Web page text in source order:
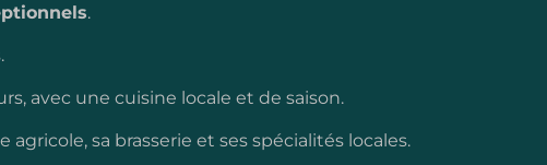
.
avec une cuisine locale et de saison.
sa brasserie et ses spécialités locales.